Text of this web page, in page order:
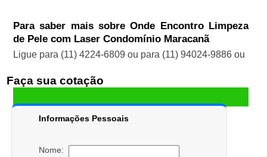
Para saber mais sobre Onde Encontro Limpeza
de Pele com Laser Condomínio Maracanã
Ligue para (11) 4224-6809 ou para (11) 94024-9886ou
Faça sua cotação
Informações Pessoais
Nome: